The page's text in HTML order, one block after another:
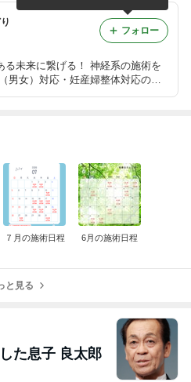
る未来に繋げる！ 神経系の施術を
男女）対応・妊産婦整体対応の整
フォロー
７月の施術日程 6月の施術日程
と見る
た息子 良太郎